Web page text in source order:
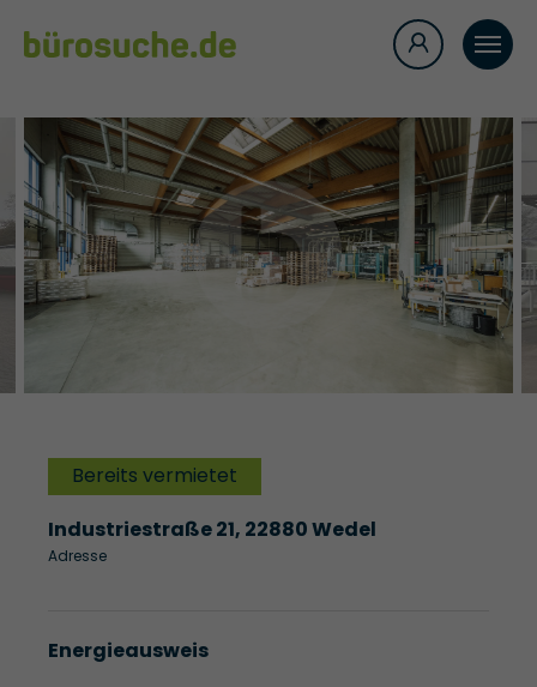
Bereits vermietet
Industriestraße 21, 22880 Wedel
Adresse
Energieausweis